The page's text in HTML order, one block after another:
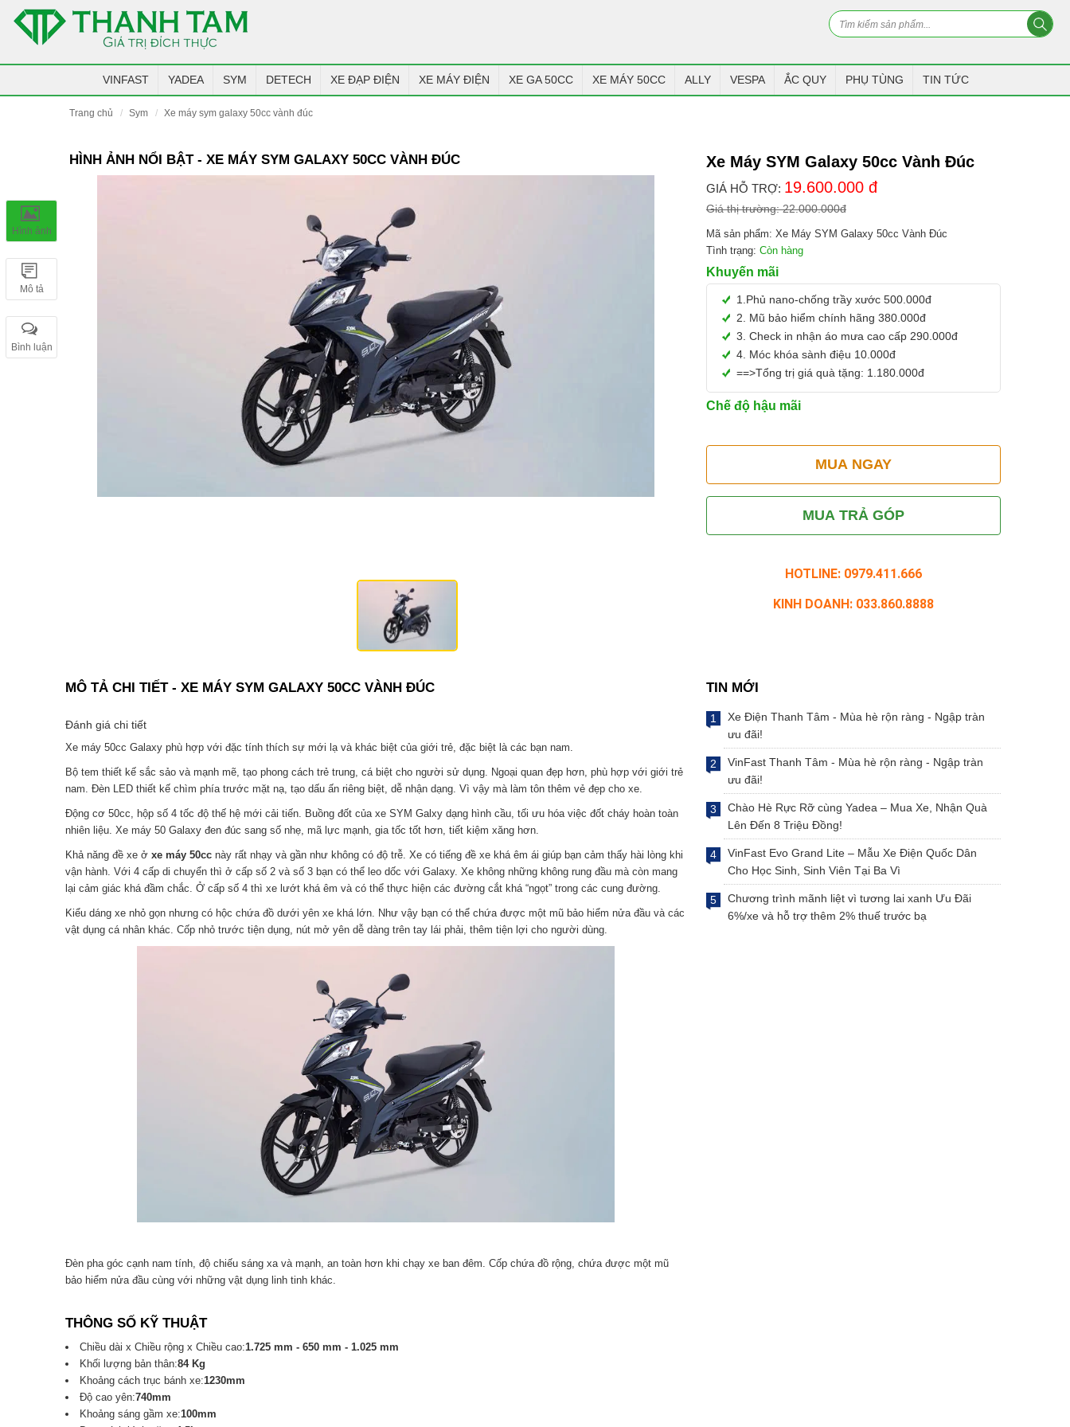
VINFAST YADEA SYM DETECH XE ĐẠP ĐIỆN XE MÁY ĐIỆN XE GA 50CC XE MÁY 50CC ALLY VESPA ẮC QUY PHỤ TÙNG TIN TỨC
Hình ảnh
Mô tả
Bình luận
trang chủ sym xe máy sym galaxy 50cc vành đúc
HÌNH ẢNH NỔI BẬT - XE MÁY SYM GALAXY 50CC VÀNH ĐÚC Xe Máy SYM Galaxy 50cc Vành Đúc
GIÁ HỖ TRỢ: 19.600.000 đ
Giá thị trường:22.000.000đ
Mã sản phẩm: Xe Máy SYM Galaxy 50cc Vành Đúc
Tình trạng: Còn hàng
Khuyến mãi
1.Phủ nano-chống trầy xước 500.000đ
2. Mũ bảo hiểm chính hãng 380.000đ
3. Check in nhận áo mưa cao cấp 290.000đ
4. Móc khóa sành điệu 10.000đ
==>Tổng trị giá quà tặng: 1.180.000đ
Chế độ hậu mãi
MUA NGAY
MUA TRẢ GÓP
HOTLINE: 0979.411.666
KINH DOANH: 033.860.8888
MÔ TẢ CHI TIẾT - XE MÁY SYM GALAXY 50CC VÀNH ĐÚC
Đánh giá chi tiết
Xe máy 50cc Galaxy phù hợp với đặc tính thích sự mới lạ và khác biệt của giới trẻ, đặc biệt là các bạn nam.
Bộ tem thiết kế sắc sảo và mạnh mẽ, tạo phong cách trẻ trung, cá biệt cho người sử dụng. Ngoại quan đẹp hơn, phù hợp với giới trẻ
nam. Đèn LED thiết kế chìm phía trước mặt nạ, tạo dấu ấn riêng biệt, dễ nhận dạng. Vì vậy mà làm tôn thêm vẻ đẹp cho xe.
Động cơ 50cc, hộp số 4 tốc độ thế hệ mới cải tiến. Buồng đốt của xe SYM Galxy dạng hình cầu, tối ưu hóa việc đốt cháy hoàn toàn
nhiên liệu. Xe máy 50 Galaxy đen đúc sang số nhẹ, mã lực mạnh, gia tốc tốt hơn, tiết kiệm xăng hơn.
Khả năng đề xe ở xe máy 50cc này rất nhạy và gần như không có độ trễ. Xe có tiếng đề xe khá êm ái giúp bạn cảm thấy hài lòng khi
vận hành. Với 4 cấp di chuyển thì ở cấp số 2 và số 3 bạn có thể leo dốc với Galaxy. Xe không những không rung đầu mà còn mang
lại cảm giác khá đầm chắc. Ở cấp số 4 thì xe lướt khá êm và có thể thực hiện các đường cắt khá “ngọt” trong các cung đường.
Kiểu dáng xe nhỏ gọn nhưng có hộc chứa đồ dưới yên xe khá lớn. Như vậy bạn có thể chứa được một mũ bảo hiểm nửa đầu và các
vật dụng cá nhân khác. Cốp nhỏ trước tiện dụng, nút mở yên dễ dàng trên tay lái phải, thêm tiện lợi cho người dùng.
Đèn pha góc cạnh nam tính, độ chiếu sáng xa và mạnh, an toàn hơn khi chạy xe ban đêm. Cốp chứa đồ rộng, chứa được một mũ
bảo hiểm nửa đầu cùng với những vật dụng linh tinh khác.
THÔNG SỐ KỸ THUẬT
Chiều dài x Chiều rộng x Chiều cao:1.725 mm - 650 mm - 1.025 mm
Khối lượng bản thân:84 Kg
Khoảng cách trục bánh xe:1230mm
Độ cao yên:740mm
Khoảng sáng gầm xe:100mm
TIN MỚI
Xe Điện Thanh Tâm - Mùa hè rộn ràng - Ngập tràn
ưu đãi!
VinFast Thanh Tâm - Mùa hè rộn ràng - Ngập tràn
ưu đãi!
Chào Hè Rực Rỡ cùng Yadea – Mua Xe, Nhận Quà
Lên Đến 8 Triệu Đồng!
VinFast Evo Grand Lite – Mẫu Xe Điện Quốc Dân
Cho Học Sinh, Sinh Viên Tại Ba Vì
Chương trình mãnh liệt vì tương lai xanh Ưu Đãi
6%/xe và hỗ trợ thêm 2% thuế trước bạ